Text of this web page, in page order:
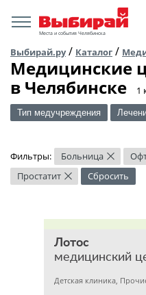
Места и события Челябинска
Выбирай.ру/ Каталог /
Медицинские
в Челябинске
​1
Тип медучреждения
Фильтры: Больница ×
Простатит × Сбросить
Лотос
медицинский